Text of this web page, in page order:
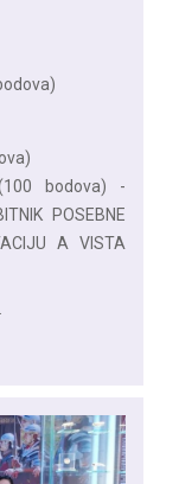
bodova) -
POSEBNE
A VISTA